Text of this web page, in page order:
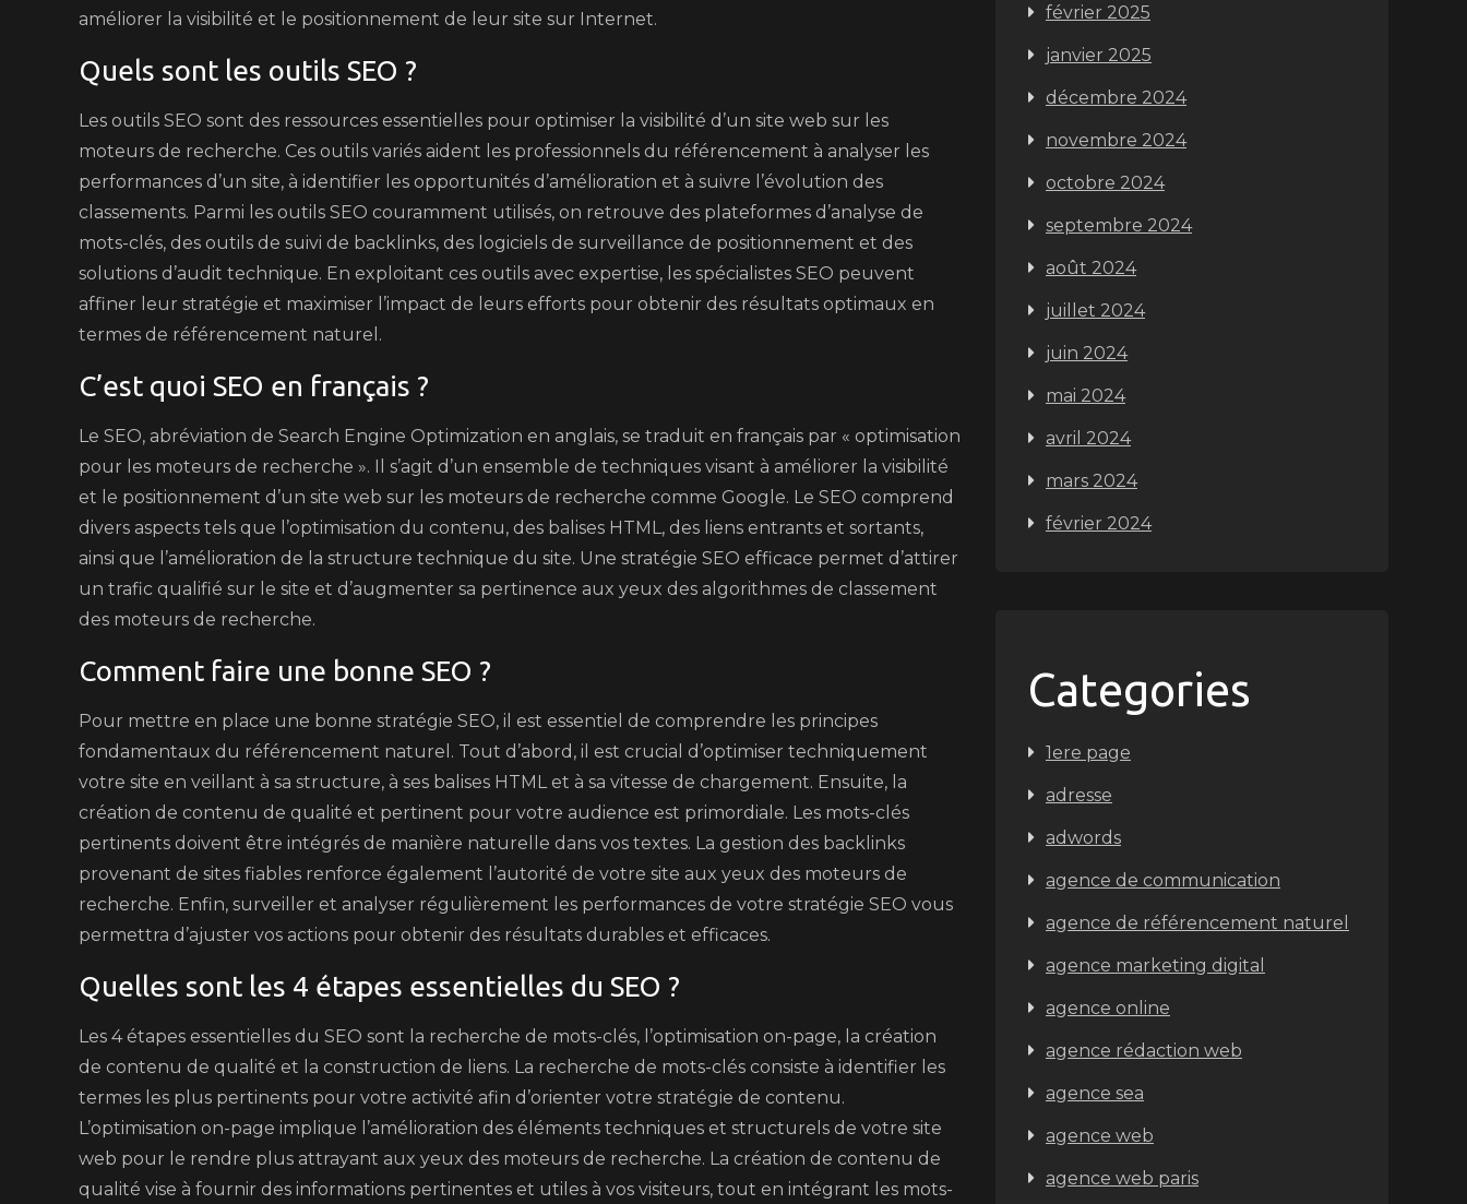
améliorer la visibilité et le positionnement de leur site sur Internet.
Quels sont les outils SEO ?
Les outils SEO sont des ressources essentielles pour optimiser la visibilité d’un site web sur les
moteurs de recherche. Ces outils variés aident les professionnels du référencement à analyser les
performances d’un site, à identifier les opportunités d’amélioration et à suivre l’évolution des
classements. Parmi les outils SEO couramment utilisés, on retrouve des plateformes d’analyse de
mots-clés, des outils de suivi de backlinks, des logiciels de surveillance de positionnement et des
solutions d’audit technique. En exploitant ces outils avec expertise, les spécialistes SEO peuvent
affiner leur stratégie et maximiser l’impact de leurs efforts pour obtenir des résultats optimaux en
termes de référencement naturel.
C’est quoi SEO en français ?
Le SEO, abréviation de Search Engine Optimization en anglais, se traduit en français par « optimisation
pour les moteurs de recherche ». Il s’agit d’un ensemble de techniques visant à améliorer la visibilité
et le positionnement d’un site web sur les moteurs de recherche comme Google. Le SEO comprend
divers aspects tels que l’optimisation du contenu, des balises HTML, des liens entrants et sortants,
ainsi que l’amélioration de la structure technique du site. Une stratégie SEO efficace permet d’attirer
un trafic qualifié sur le site et d’augmenter sa pertinence aux yeux des algorithmes de classement
des moteurs de recherche.
Comment faire une bonne SEO ?
Pour mettre en place une bonne stratégie SEO, il est essentiel de comprendre les principes
fondamentaux du référencement naturel. Tout d’abord, il est crucial d’optimiser techniquement
votre site en veillant à sa structure, à ses balises HTML et à sa vitesse de chargement. Ensuite, la
création de contenu de qualité et pertinent pour votre audience est primordiale. Les mots-clés
pertinents doivent être intégrés de manière naturelle dans vos textes. La gestion des backlinks
provenant de sites fiables renforce également l’autorité de votre site aux yeux des moteurs de
recherche. Enfin, surveiller et analyser régulièrement les performances de votre stratégie SEO vous
permettra d’ajuster vos actions pour obtenir des résultats durables et efficaces.
Quelles sont les 4 étapes essentielles du SEO ?
Les 4 étapes essentielles du SEO sont la recherche de mots-clés, l’optimisation on-page, la création
de contenu de qualité et la construction de liens. La recherche de mots-clés consiste à identifier les
termes les plus pertinents pour votre activité afin d’orienter votre stratégie de contenu.
L’optimisation on-page implique l’amélioration des éléments techniques et structurels de votre site
web pour le rendre plus attrayant aux yeux des moteurs de recherche. La création de contenu de
qualité vise à fournir des informations pertinentes et utiles à vos visiteurs, tout en intégrant les mots-
février 2025
janvier 2025
décembre 2024
novembre 2024
octobre 2024
septembre 2024
août 2024
juillet 2024
juin 2024
mai 2024
avril 2024
mars 2024
février 2024
Categories
1ere page
adresse
adwords
agence de communication
agence de référencement naturel
agence marketing digital
agence online
agence rédaction web
agence sea
agence web
agence web paris